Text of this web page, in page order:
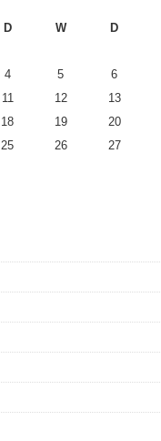
D W D
4 5 6
11 12 13
18 19 20
25 26 27